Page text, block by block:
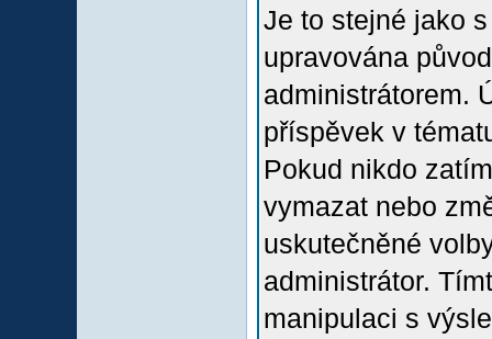
Je to stejné jako
upravována
administrátorem.
příspěvek v
Pokud nikdo
vymazat nebo
uskutečněné
administrátor.
manipulaci s